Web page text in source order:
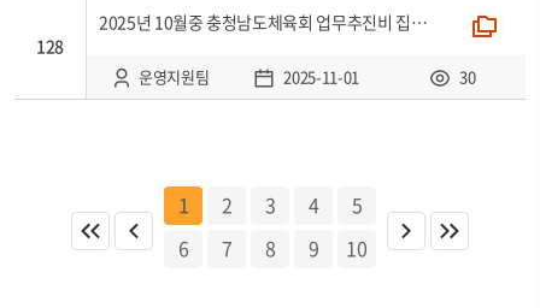
128
2025년 10월중 충청남도체육회 업무추진비 집행현황
운영지원팀 2025-11-01 30
1 2 3 4
5
6
7 8 9 10